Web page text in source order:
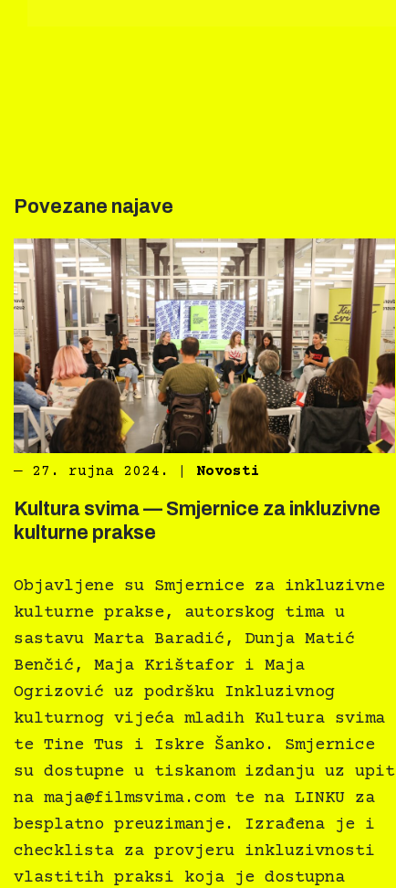
Povezane najave
― 27. rujna 2024. Novosti
Kultura svima — Smjernice za inkluzivne
kulturne prakse
Objavljene su Smjernice za inkluzivne
kulturne prakse, autorskog tima u
sastavu Marta Baradić, Dunja Matić
Benčić, Maja Krištafor i Maja
Ogrizović uz podršku Inkluzivnog
kulturnog vijeća mladih Kultura svima
te Tine Tus i Iskre Šanko. Smjernice
su dostupne u tiskanom izdanju uz upit
na maja@filmsvima.comte na LINKU za
besplatno preuzimanje. Izrađena je i
checklista za provjeru inkluzivnosti
vlastitih praksi koja je dostupna